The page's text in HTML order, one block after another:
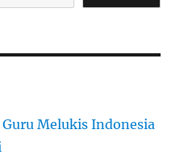
Guru Melukis Indonesia